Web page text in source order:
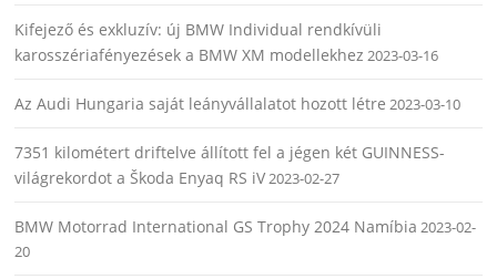
Kifejező és exkluzív: új BMW Individual rendkívüli
karosszériafényezések a BMW XM modellekhez 2023-03-16
Az Audi Hungaria saját leányvállalatot hozott létre 2023-03-10
7351 kilométert driftelve állított fel a jégen két GUINNESS-
világrekordot a Škoda Enyaq RS iV2023-02-27
BMW Motorrad International GS Trophy 2024 Namíbia 2023-02-
20